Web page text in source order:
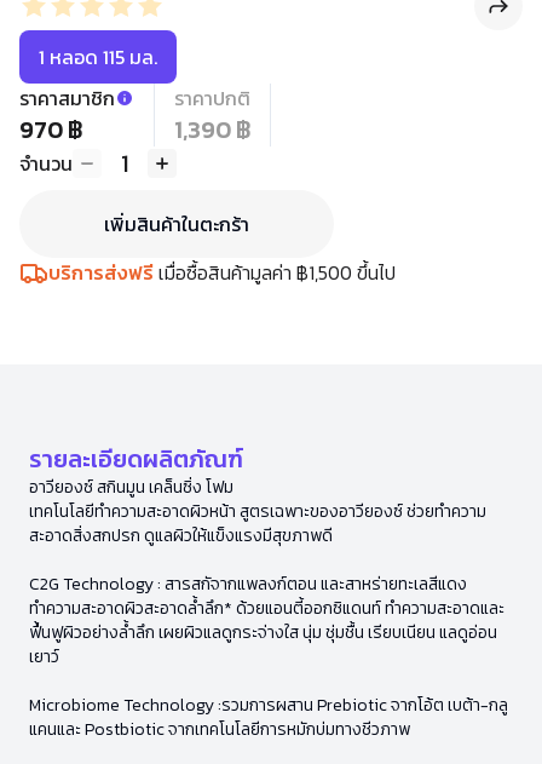
1 หลอด 115 มล.
ราคาสมาชิก
970 ฿
ราคาปกติ
1,390 ฿
จำนวน 1
เพิ่มสินค้าในตะกร้า
บริการส่งฟรีเมื่อซื้อสินค้ามูลค่า ฿1,500 ขึ้นไป
รายละเอียดผลิตภัณฑ์
อาวียองซ์ สกินมูน เคล็นซิ่ง โฟม
เทคโนโลยีทำความสะอาดผิวหน้า สูตรเฉพาะของอาวียองซ์ ช่วยทำความ
สะอาดสิ่งสกปรก ดูแลผิวให้แข็งแรงมีสุขภาพดี
C2G Technology : สารสกัจากแพลงก์ตอน และสาหร่ายทะเลสีแดง
ทำความสะอาดผิวสะอาดล้ำลึก* ด้วยแอนตี้ออกซิแดนท์ ทำความสะอาดและ
ฟื้นฟูผิวอย่างล้ำลึก เผยผิวแลดูกระจ่างใส นุ่ม ชุ่มชื้น เรียบเนียน แลดูอ่อน
เยาว์
Microbiome Technology :รวมการผสาน Prebiotic จากโอ้ต เบต้า-กลู
แคนและ Postbiotic จากเทคโนโลยีการหมักบ่มทางชีวภาพ